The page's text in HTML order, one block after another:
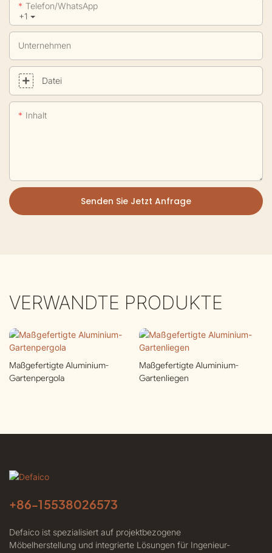
+1
Telefon/WhatsApp
Unternehmen
Datei
Inhalt
Senden Sie Jetzt Anfrage
VERWANDTE PRODUKTE
Maßgefertigte Aluminium-
Gartenpergola
Maßgefertigte Aluminium-
Gartenliegen
+86-15538026573
Defaico ist spezialisiert auf projektbezogene
Möbelherstellung und integrierte Lösungen für Ingenieur-